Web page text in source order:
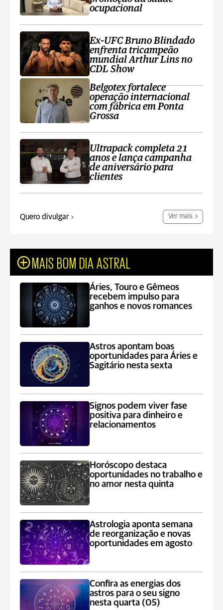
ocupacional
Ex-UFC Bruno Blindado
enfrenta tricampeão
mundial Arthur Lins no
CDL Show
Belgotex fortalece
operação internacional
com fábrica em Ponta
Grossa
Ultrapack completa 21
anos e lança campanha
de aniversário para
clientes
Quero divulgar Ver mais
MAIS BOM DIA ASTRAL
Áries, Touro e Gêmeos
recebem impulso para
ganhos e novos romances
Astros apontam boas
oportunidades para Áries e
Sagitário nesta sexta
Signos podem viver fase
positiva para dinheiro e
relacionamentos
Horóscopo destaca
oportunidades no trabalho e
no amor nesta quinta
Astrologia aponta semana
de reorganização e novas
oportunidades em agosto
Confira as energias dos
astros para o seu signo
nesta quarta (05)